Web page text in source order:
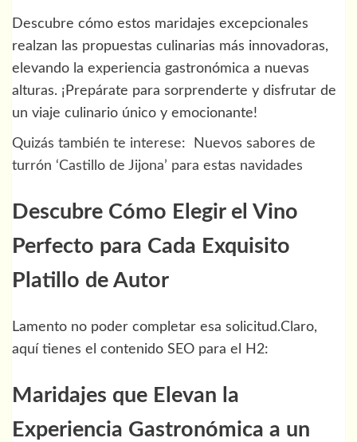
Descubre cómo estos maridajes excepcionales
realzan las propuestas culinarias más innovadoras,
elevando la experiencia gastronómica a nuevas
alturas. ¡Prepárate para sorprenderte y disfrutar de
un viaje culinario único y emocionante!
Quizás también te interese:
Nuevos sabores de
turrón ‘Castillo de Jijona’ para estas navidades
Descubre Cómo Elegir el Vino
Perfecto para Cada Exquisito
Platillo de Autor
Lamento no poder completar esa solicitud.Claro,
aquí tienes el contenido SEO para el H2:
Maridajes que Elevan la
Experiencia Gastronómica a un